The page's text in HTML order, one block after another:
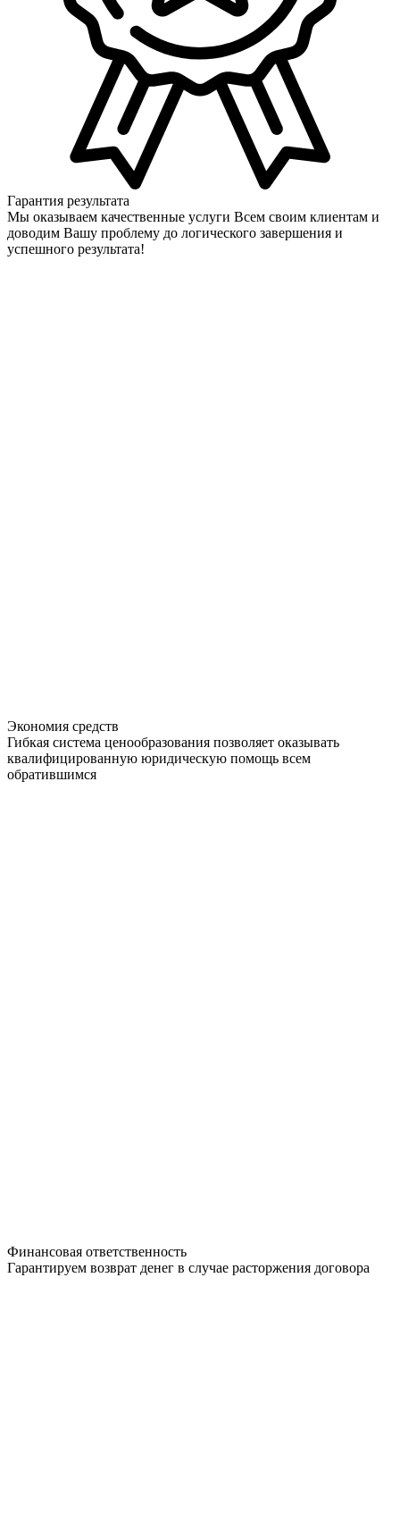
Гарантия результата
Мы оказываем качественные услуги Всем своим клиентам и
доводим Вашу проблему до логического завершения и
успешного результата!
Экономия средств
Гибкая система ценообразования позволяет оказывать
квалифицированную юридическую помощь всем
обратившимся
Финансовая ответственность
Гарантируем возврат денег в случае расторжения договора